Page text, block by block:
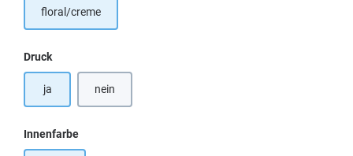
floral/creme
Druckauswählen
ja nein
Innenfarbeauswählen